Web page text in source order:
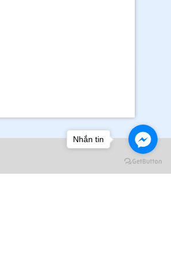
Nhắn tin